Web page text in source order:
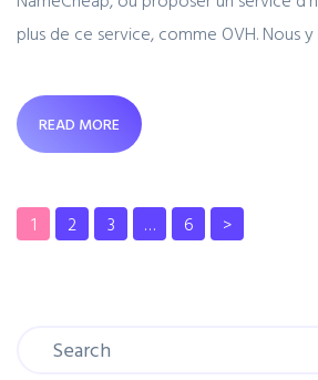
plus de ce service, comme OVH. Nous
READ MORE
1 2 3 … 6 >